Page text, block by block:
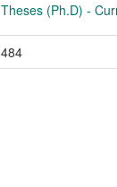
Theses (Ph.D) -
484